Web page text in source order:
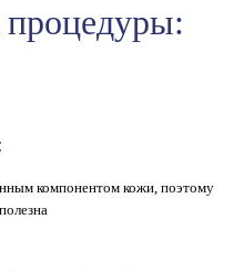
компонентом кожи, поэтому